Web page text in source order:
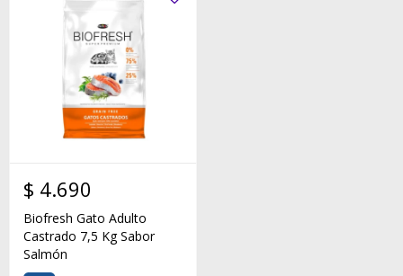
$ 4.690
Biofresh Gato Adulto
Castrado 7,5 Kg Sabor
Salmón